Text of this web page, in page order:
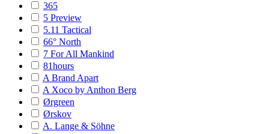
365
5 Preview
5.11 Tactical
66° North
7 For All Mankind
81hours
A Brand Apart
A Xoco by Anthon Berg
Ørgreen
Ørskov
A. Lange & Söhne